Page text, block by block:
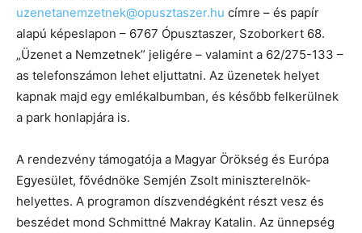
uzenetanemzetnek@opusztaszer.hu címre – és papír
alapú képeslapon – 6767 Ópusztaszer, Szoborkert 68.
„Üzenet a Nemzetnek” jeligére – valamint a 62/275-133 –
as telefonszámon lehet eljuttatni. Az üzenetek helyet
kapnak majd egy emlékalbumban, és később felkerülnek
a park honlapjára is.
A rendezvény támogatója a Magyar Örökség és Európa
Egyesület, fővédnöke Semjén Zsolt miniszterelnök-
helyettes. A programon díszvendégként részt vesz és
beszédet mond Schmittné Makray Katalin. Az ünnepség